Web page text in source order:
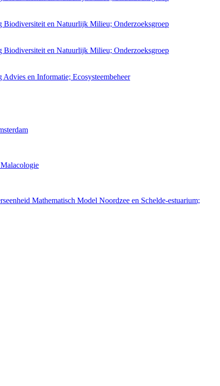
Biodiversiteit en Natuurlijk Milieu; Onderzoeksgroep
Biodiversiteit en Natuurlijk Milieu; Onderzoeksgroep
en Informatie; Ecosysteembeheer
Mathematisch Model Noordzee en Schelde-estuarium;